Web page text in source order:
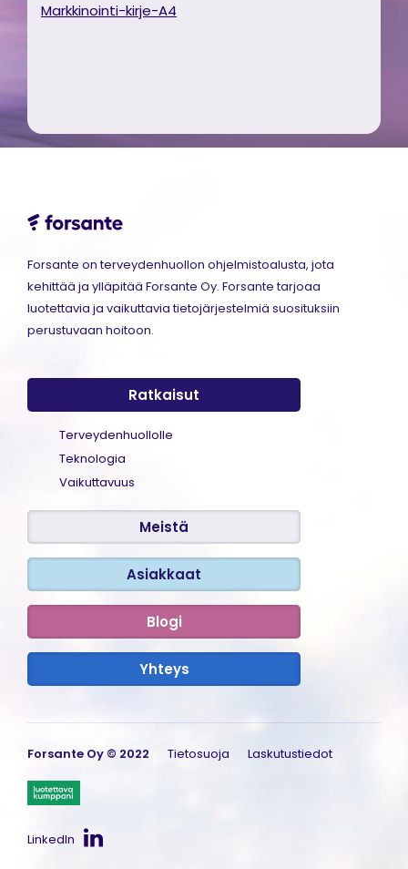
Kirjaudu
Ammattikäyttäjän sisäänkirjautuminen
Asiakkaan sisäänkirjautuminen
Markkinointi-kirje-A4
Forsante on terveydenhuollon ohjelmistoalusta, jota
kehittää ja ylläpitää Forsante Oy. Forsante tarjoaa
luotettavia ja vaikuttavia tietojärjestelmiä suosituksiin
perustuvaan hoitoon.
Ratkaisut
Terveydenhuollolle
Teknologia
Vaikuttavuus
Meistä
Asiakkaat
Blogi
Yhteys
Forsante Oy © 2022 Tietosuoja Laskutustiedot
LinkedIn